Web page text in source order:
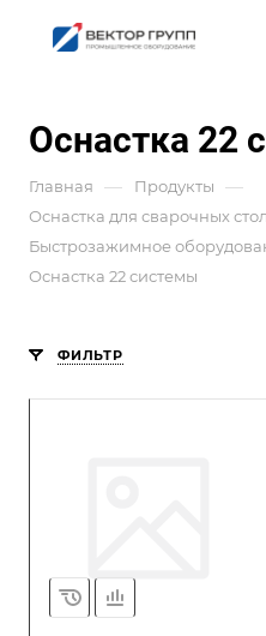
Оснастка 22
Главная — Продукты —
Оснастка для сварочных
Быстрозажимное
Оснастка 22 системы
ФИЛЬТР